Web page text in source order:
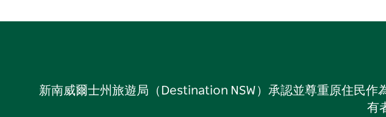
新南威爾士州旅遊局（Destination NSW）承認並尊重原住民
有